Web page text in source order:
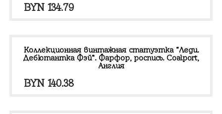
BYN 134.79
Коллекционная винтажная статуэтка “Леди.
Дебютантка Фэй”. Фарфор, роспись. Coalport,
Англия
BYN 140.38